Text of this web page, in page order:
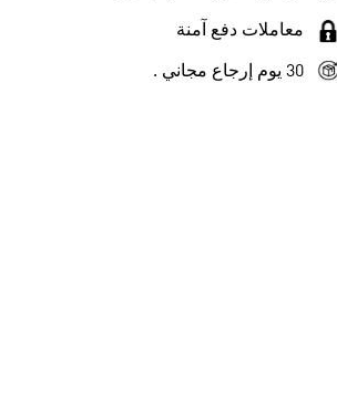
معاملات دفع آمنة
30 يوم إرجاع مجاني .